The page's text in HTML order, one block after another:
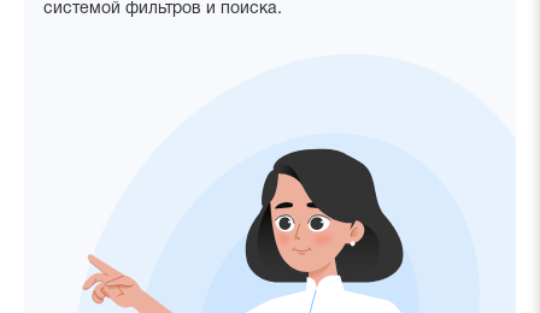
системой фильтров и поиска.